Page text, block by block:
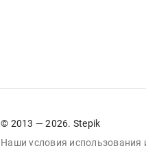
© 2013 — 2026. Stepik
Наши условия использования